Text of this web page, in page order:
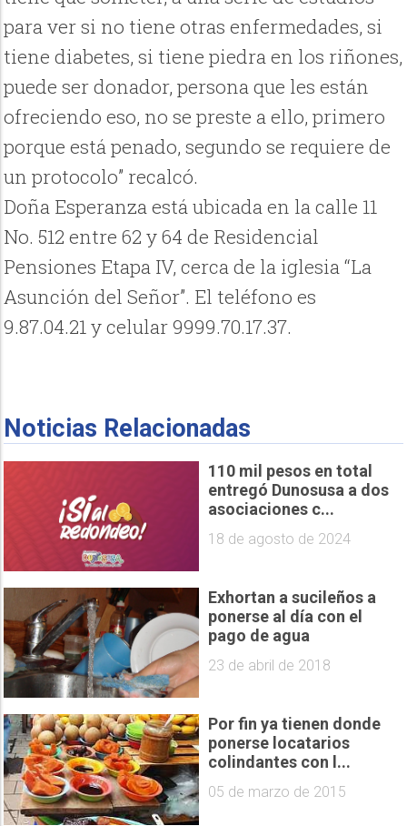
para ver si no tiene otras enfermedades, si
tiene diabetes, si tiene piedra en los riñones,
puede ser donador, persona que les están
ofreciendo eso, no se preste a ello, primero
porque está penado, segundo se requiere de
un protocolo” recalcó.
Doña Esperanza está ubicada en la calle 11
No. 512 entre 62 y 64 de Residencial
Pensiones Etapa IV, cerca de la iglesia “La
Asunción del Señor”. El teléfono es
9.87.04.21 y celular 9999.70.17.37.
Noticias Relacionadas
110 mil pesos en total
entregó Dunosusa a dos
asociaciones c...
18 de agosto de 2024
Exhortan a sucileños a
ponerse al día con el
pago de agua
23 de abril de 2018
Por fin ya tienen donde
ponerse locatarios
colindantes con l...
05 de marzo de 2015